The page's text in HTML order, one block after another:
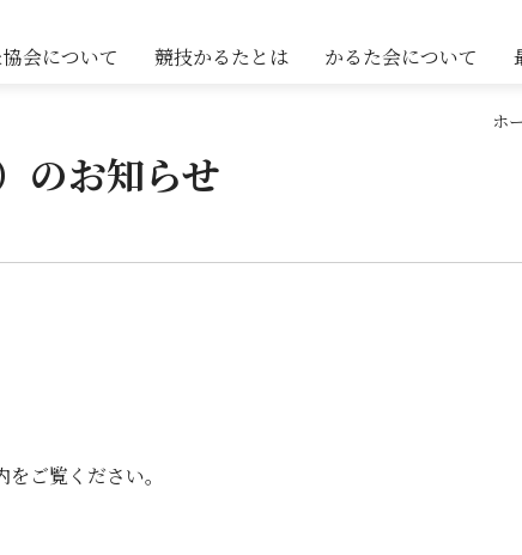
会について 競技かるたとは かるた会について
ホ
のお知らせ
ご覧ください。